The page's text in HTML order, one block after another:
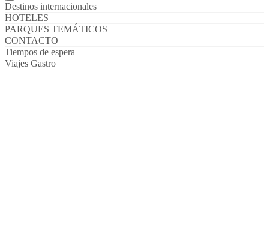
Destinos internacionales
HOTELES
PARQUES TEMÁTICOS
CONTACTO
Tiempos de espera
Viajes Gastro